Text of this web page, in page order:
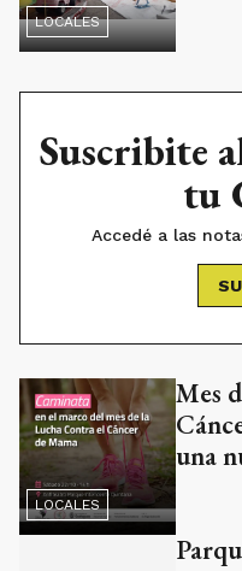
LOCALES
Suscribite
tu
Accedé a las
LOCALES
Mes
una